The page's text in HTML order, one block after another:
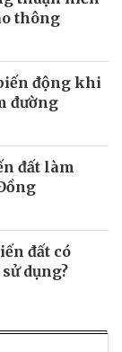
thông
động khi
đường
đất làm
đất có
dụng?